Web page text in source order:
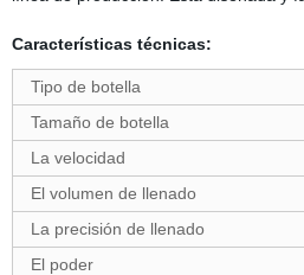
Características técnicas:
Tipo de botella
Tamaño de botella
La velocidad
El volumen de llenado
La precisión de llenado
El poder